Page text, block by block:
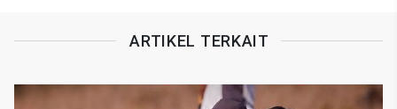
ARTIKEL TERKAIT